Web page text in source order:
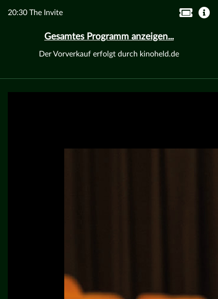
20:30 The Invite
Gesamtes Programm anzeigen...
Der Vorverkauf erfolgt durch kinoheld.de